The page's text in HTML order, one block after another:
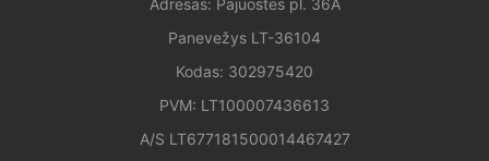
Adresas: Pajuostės pl. 36A
Panevežys LT-36104
Kodas: 302975420
PVM: LT100007436613
A/S LT677181500014467427